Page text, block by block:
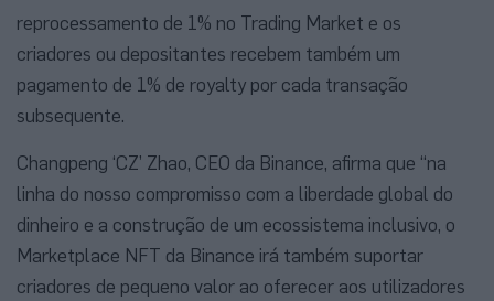
reprocessamento de 1% no Trading Market e os
criadores ou depositantes recebem também um
pagamento de 1% de royalty por cada transação
subsequente.
Changpeng ‘CZ’ Zhao, CEO da Binance, afirma que “na
linha do nosso compromisso com a liberdade global do
dinheiro e a construção de um ecossistema inclusivo, o
Marketplace NFT da Binance irá também suportar
criadores de pequeno valor ao oferecer aos utilizadores